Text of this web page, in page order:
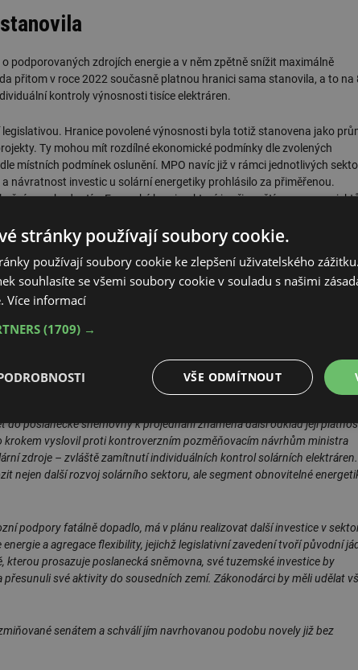
podporovaných zdrojích energie a v něm zpětně snížit maximálně
přitom v roce 2022 současně platnou hranici sama stanovila, a to na
kontroly výnosnosti tisíce elektráren.
Hranice povolené výnosnosti byla totiž stanovena jako
Ty mohou mít rozdílné ekonomické podmínky dle zvolených
místních podmínek oslunění. MPO navíc již v rámci jednotlivých
návratnost investic u solární energetiky prohlásilo za přiměřenou.
rozhodnutím Evropské komise, které je připouští pouze u
ČR, tak s plynem nebo uhlím. Novela lex OZE III
sněmovny. Jan Fousek z asociace AKU-BAT k tomu říká:
do poslanecké sněmovny k projednání znamená další odklad její
krokem vyslovil proti kontroverzním pozměňovacím návrhům ministra
zdroje – zvláště zamítnutí individuálních kontrol solárních elektráren.
nejen další rozvoj solárního sektoru, ale segment obnovitelné
podpory fatálně dopadlo, má v plánu realizovat další investice v
a agregace flexibility, jejichž legislativní zavedení tvoří původní
kterou prosazuje poslanecká sněmovna, své tuzemské investice by
své aktivity do sousedních zemí. Zákonodárci by měli udělat
senátem a schválí jím navrhovanou podobu novely již bez
stránky používají soubory cookie.
používají soubory cookie ke zlepšení uživatelského
souhlasíte se všemi soubory cookie v souladu s našimi
Více informací
(1709) →
VŠE ODMÍTNOUT
Výkonové
soubory
Soubory cílení Funkční soubory
soubory Výkonové soubory Soubory cílení Funkční soubory
cookie umožňují základní funkce webových stránek, jako je přihlášení uživatele
nutných souborů cookie správně používat.
Doména